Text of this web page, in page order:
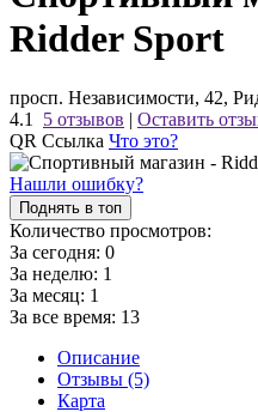
Ridder Sport
просп. Независимости, 42,
4.1
5 отзывов | Оставить
QR Ссылка Что это?
Нашли ошибку?
Поднять в топ
Количество просмотров:
За сегодня: 0
За неделю: 1
За месяц: 1
За все время: 13
Описание
Отзывы (5)
Карта